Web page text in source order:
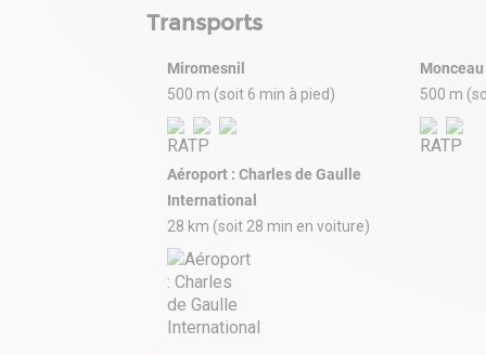
Transports
Miromesnil
500 m (soit 6 min à pied)
Monceau
500 m
Aéroport : Charles de Gaulle
International
28 km (soit 28 min en voiture)